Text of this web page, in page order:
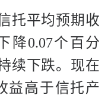
托平均预期收
降0.07个百分
续下跌。现在
益高于信托产